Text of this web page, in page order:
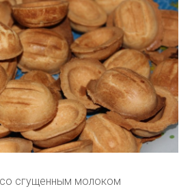
сгущенным молоком